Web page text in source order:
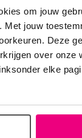
om jouw
jouw
Deze
over onze
elke